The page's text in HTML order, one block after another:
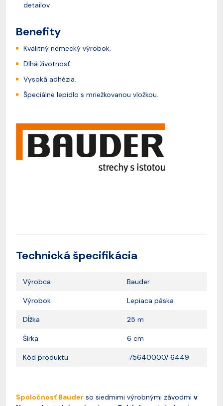
detailov.
Benefity
Kvalitný nemecký výrobok.
Dlhá životnosť.
Vysoká adhézia.
Špeciálne lepidlo s mriežkovanou vložkou.
Technická špecifikácia
Výrobca Bauder
Výrobok Lepiaca páska
Dĺžka 25 m
Šírka 6 cm
Kód produktu 75640000/ 6449
Spoločnosť Bauder so siedmimi výrobnými závodmi v